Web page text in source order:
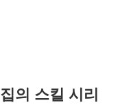
의 스킬 시리